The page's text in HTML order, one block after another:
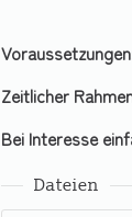
Zeitlicher
Bei Interesse
Dateien